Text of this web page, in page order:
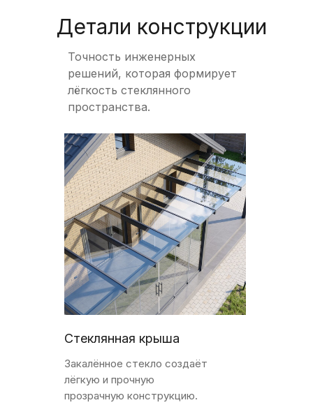
Детали конструкции
Точность инженерных
решений, которая формирует
лёгкость стеклянного
пространства.
Стеклянная крыша
Закалённое стекло создаёт
лёгкую и прочную
прозрачную конструкцию.